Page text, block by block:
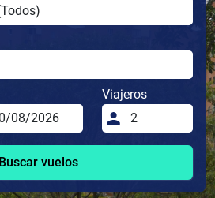
Viajeros
Buscar vuelos